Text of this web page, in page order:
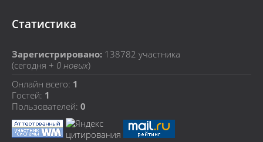
Статистика
Зарегистрировано: 138782 участника
(сегодня + 0 новых)
Онлайн всего: 1
Гостей: 1
Пользователей: 0